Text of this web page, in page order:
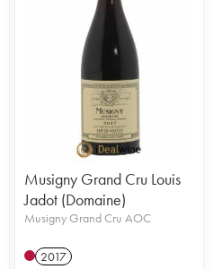
Musigny Grand Cru Louis
Jadot (Domaine)
Musigny Grand Cru AOC
2017